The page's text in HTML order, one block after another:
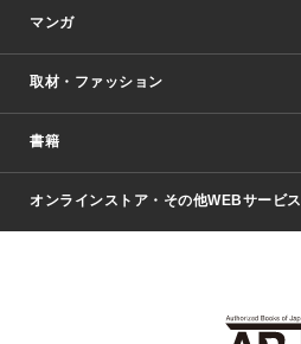
マンガ
少年マンガ
Vジャンプ
週刊ヤングジャンプ
取材・ファッション
Seventeen
芸能・情報・スポーツ
書籍
文芸・文庫・総合
ライトノベル・ノベライズ
オンラインストア・その他WEBサービス